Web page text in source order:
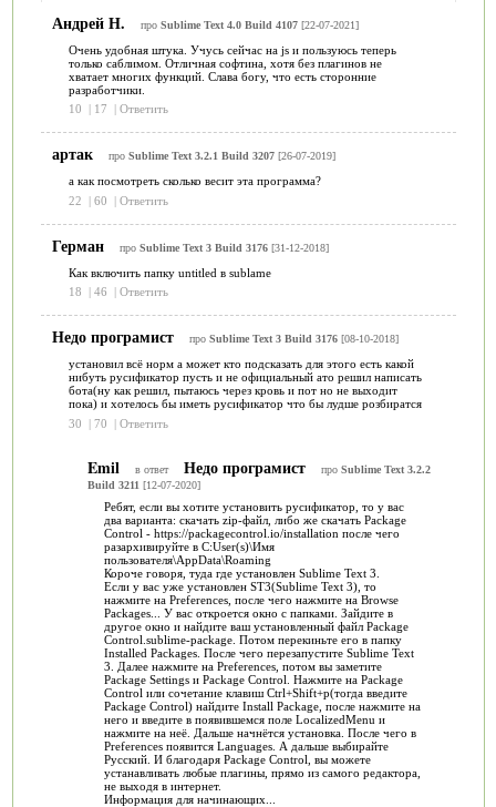
Андрей Н.
про Sublime Text 4.0 Build 4107[22-07-2021]
Очень удобная штука. Учусь сейчас на js и пользуюсь теперь
только саблимом. Отличная софтина, хотя без плагинов не
хватает многих функций. Слава богу, что есть сторонние
разработчики.
10
17 Ответить
артак про Sublime Text 3.2.1 Build 3207[26-07-2019]
а как посмотреть сколько весит эта программа?
22
| 60 | Ответить
Герман про Sublime Text 3 Build 3176[31-12-2018]
Как включить папку untitled в sublame
18
46 Ответить
Недо програмист про Sublime Text 3 Build 3176[08-10-2018]
установил всё норм а может кто подсказать для этого есть какой
нибуть русификатор пусть и не официальный ато решил написать
бота(ну как решил, пытаюсь через кровь и пот но не выходит
пока) и хотелось бы иметь русификатор что бы лудше розбиратся
30
| 70 | Ответить
Emil в ответ Недо програмист про Sublime Text 3.2.2
Build 3211 [12-07-2020]
Ребят, если вы хотите установить русификатор, то у вас
два варианта: скачать zip-файл, либо же скачать Package
Control - https://packagecontrol.io/installation после чего
разархивируйте в C:User(s)\Имя
пользователя\AppData\Roaming
Короче говоря, туда где установлен Sublime Text 3.
Если у вас уже установлен ST3(Sublime Text 3), то
нажмите на Preferences, после чего нажмите на Browse
Packages... У вас откроется окно с папками. Зайдите в
другое окно и найдите ваш установленный файл Package
Control.sublime-package. Потом перекиньте его в папку
Installed Packages. После чего перезапустите Sublime Text
3. Далее нажмите на Preferences, потом вы заметите
Package Settings и Package Control. Нажмите на Package
Control или сочетание клавиш Ctrl+Shift+p(тогда введите
Package Control) найдите Install Package, после нажмите на
него и введите в появившемся поле LocalizedMenu и
нажмите на неё. Дальше начнётся установка. После чего в
Preferences появится Languages. А дальше выбирайте
Русский. И благодаря Package Control, вы можете
устанавливать любые плагины, прямо из самого редактора,
не выходя в интернет.
Информация для начинающих...